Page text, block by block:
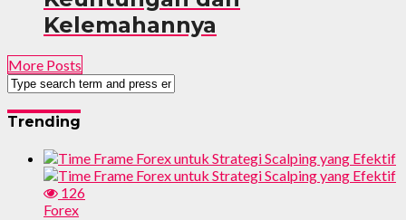
Kelemahannya
More Posts
Trending
126
Forex